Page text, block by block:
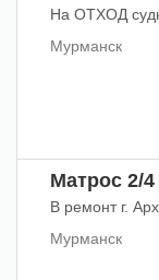
Мурманск
Матрос 2/4
Мурманск